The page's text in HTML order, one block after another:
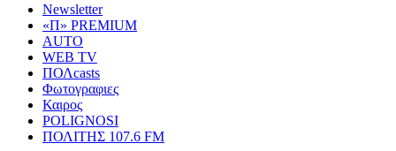
Newsletter
«Π» PREMIUM
AUTO
WEB TV
ΠΟΛcasts
Φωτογραφιες
Καιρος
POLIGNOSI
ΠΟΛΙΤΗΣ 107.6 FM